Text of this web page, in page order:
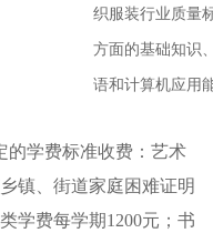
织服装行业质量
方面的基础知识
语和计算机应用
的学费标准收费：艺术
镇、街道家庭困难证明
学费每学期1200元；书